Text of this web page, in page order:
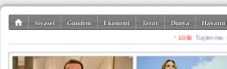
Siyaset Gündem Ekonomi Terör Dünya
Spor Misafir